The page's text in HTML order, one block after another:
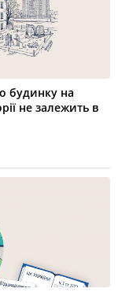
будинку на
не залежить в